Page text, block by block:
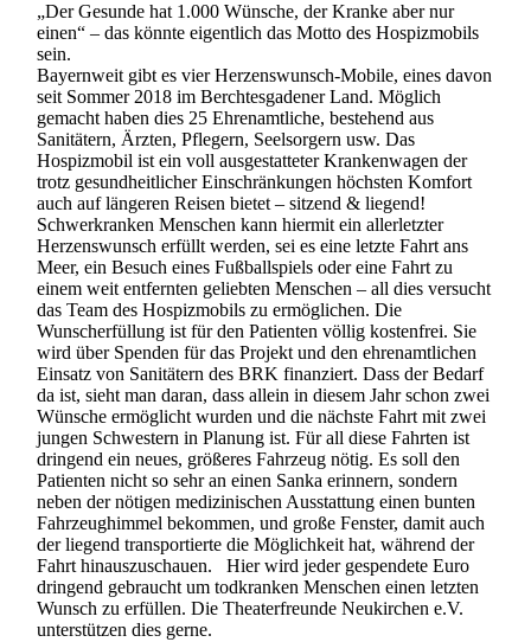
„Der Gesunde hat 1.000 Wünsche, der Kranke aber nur
einen“ – das könnte eigentlich das Motto des Hospizmobils
sein.
Bayernweit gibt es vier Herzenswunsch-Mobile, eines davon
seit Sommer 2018 im Berchtesgadener Land. Möglich
gemacht haben dies 25 Ehrenamtliche, bestehend aus
Sanitätern, Ärzten, Pflegern, Seelsorgern usw. Das
Hospizmobil ist ein voll ausgestatteter Krankenwagen der
trotz gesundheitlicher Einschränkungen höchsten Komfort
auch auf längeren Reisen bietet – sitzend & liegend!
Schwerkranken Menschen kann hiermit ein allerletzter
Herzenswunsch erfüllt werden, sei es eine letzte Fahrt ans
Meer, ein Besuch eines Fußballspiels oder eine Fahrt zu
einem weit entfernten geliebten Menschen – all dies versucht
das Team des Hospizmobils zu ermöglichen. Die
Wunscherfüllung ist für den Patienten völlig kostenfrei. Sie
wird über Spenden für das Projekt und den ehrenamtlichen
Einsatz von Sanitätern des BRK finanziert. Dass der Bedarf
da ist, sieht man daran, dass allein in diesem Jahr schon zwei
Wünsche ermöglicht wurden und die nächste Fahrt mit zwei
jungen Schwestern in Planung ist. Für all diese Fahrten ist
dringend ein neues, größeres Fahrzeug nötig. Es soll den
Patienten nicht so sehr an einen Sanka erinnern, sondern
neben der nötigen medizinischen Ausstattung einen bunten
Fahrzeughimmel bekommen, und große Fenster, damit auch
der liegend transportierte die Möglichkeit hat, während der
Fahrt hinauszuschauen. Hier wird jeder gespendete Euro
dringend gebraucht um todkranken Menschen einen letzten
Wunsch zu erfüllen. Die Theaterfreunde Neukirchen e.V.
unterstützen dies gerne.